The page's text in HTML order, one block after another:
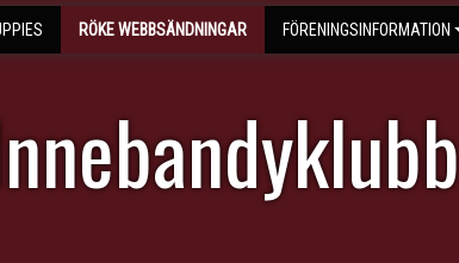
RÖKE WEBBSÄNDNINGAR FÖRENINGSINFORMATION